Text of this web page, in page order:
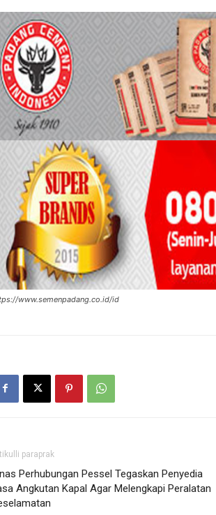
www.semenpadang.co.id/id
paraprak
Perhubungan Pessel Tegaskan Penyedia
Angkutan Kapal Agar Melengkapi Peralatan